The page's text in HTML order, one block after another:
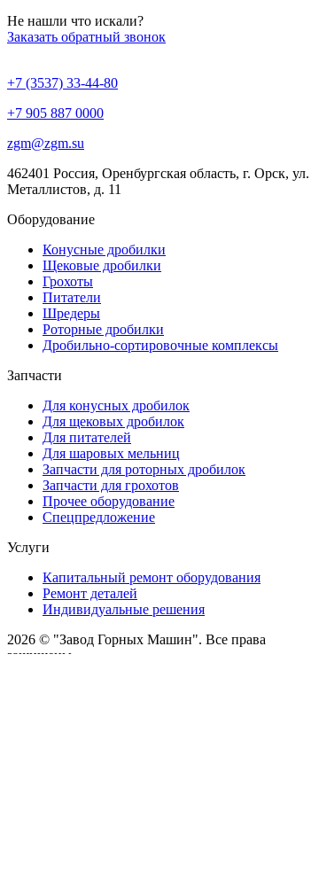
Не нашли что искали?
Заказать обратный звонок
+7 (3537) 33-44-80
+7 905 887 0000
zgm@zgm.su
462401 Россия, Оренбургская область, г. Орск, ул.
Металлистов, д. 11
Оборудование
Конусные дробилки
Щековые дробилки
Грохоты
Питатели
Шредеры
Роторные дробилки
Дробильно-сортировочные комплексы
Запчасти
Для конусных дробилок
Для щековых дробилок
Для питателей
Для шаровых мельниц
Запчасти для роторных дробилок
Запчасти для грохотов
Прочее оборудование
Спецпредложение
Услуги
Капитальный ремонт оборудования
Ремонт деталей
Индивидуальные решения
2026 © "Завод Горных Машин". Все права
защищены